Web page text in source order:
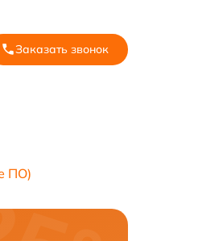
Заказать звонок
ПО)